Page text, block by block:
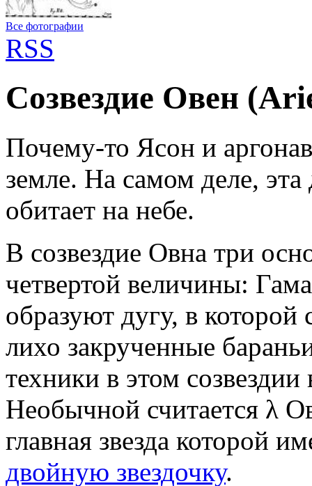
Все фотографии
RSS
Созвездие Овен
Почему-то Ясон и
земле. На самом деле,
обитает на небе.
В созвездие Овна три
четвертой величины:
образуют дугу, в
лихо закрученные
техники в этом
Необычной считается λ
главная звезда которой
двойную звездочку.